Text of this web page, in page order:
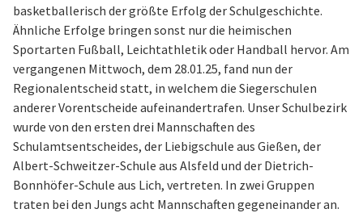
basketballerisch der größte Erfolg der Schulgeschichte.
Ähnliche Erfolge bringen sonst nur die heimischen
Sportarten Fußball, Leichtathletik oder Handball hervor. Am
vergangenen Mittwoch, dem 28.01.25, fand nun der
Regionalentscheid statt, in welchem die Siegerschulen
anderer Vorentscheide aufeinandertrafen. Unser Schulbezirk
wurde von den ersten drei Mannschaften des
Schulamtsentscheides, der Liebigschule aus Gießen, der
Albert-Schweitzer-Schule aus Alsfeld und der Dietrich-
Bonnhöfer-Schule aus Lich, vertreten. In zwei Gruppen
traten bei den Jungs acht Mannschaften gegeneinander an.